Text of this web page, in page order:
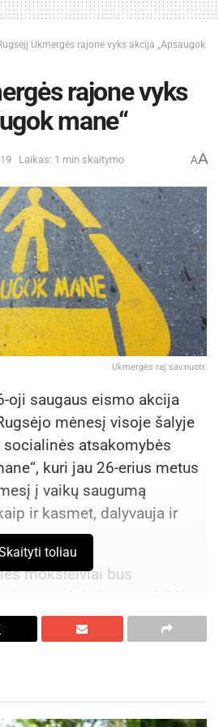
problemos supratimo.
Ukmergės rajone vyks akcija „Apsaugok
rajone vyks
mane“
Laikas: 1 min skaitymo AA
Ukmergės raj.sav.nuotr.
oji saugaus eismo akcija
mėnesį visoje šalyje
atsakomybės
kuri jau 26-erius metus
į vaikų saugumą
ir kasmet, dalyvauja ir
moksleiviai bus
nuo nelaimingų atsitikimų
galios visą parą
visose gatvėse.
suma.
toliau